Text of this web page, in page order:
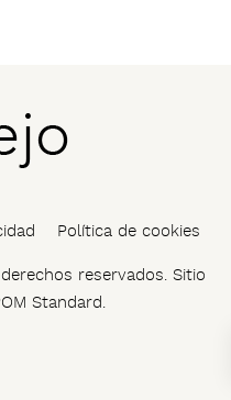
Política de cookies
reservados. Sitio
Standard.